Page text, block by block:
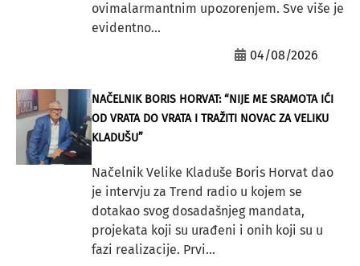
ovimalarmantnim upozorenjem. Sve više je
evidentno...
04/08/2026
NAČELNIK BORIS HORVAT: “NIJE ME SRAMOTA IĆI
OD VRATA DO VRATA I TRAŽITI NOVAC ZA VELIKU
KLADUŠU”
Načelnik Velike Kladuše Boris Horvat dao
je intervju za Trend radio u kojem se
dotakao svog dosadašnjeg mandata,
projekata koji su urađeni i onih koji su u
fazi realizacije. Prvi...